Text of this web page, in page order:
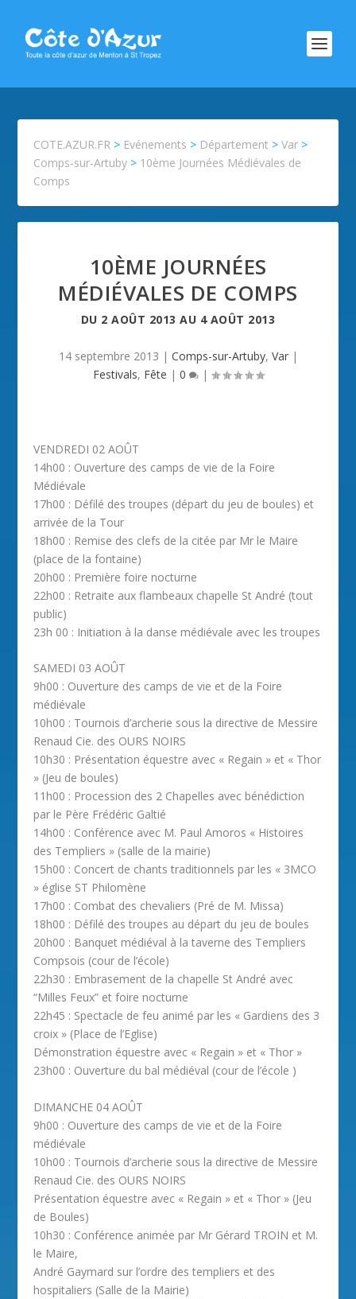
COTE.AZUR.FR > Evénements > Département >Var >
Comps-sur-Artuby > 10ème Journées Médiévales de
Comps
10ÈME JOURNÉES
MÉDIÉVALES DE COMPS
DU 2 AOÛT 2013 AU 4 AOÛT 2013
14 septembre 2013 | Comps-sur-Artuby, Var|
Festivals, Fête | 0 |
VENDREDI 02 AOÛT
14h00 : Ouverture des camps de vie de la Foire
Médiévale
17h00 : Défilé des troupes (départ du jeu de boules) et
arrivée de la Tour
18h00 : Remise des clefs de la citée par Mr le Maire
(place de la fontaine)
20h00 : Première foire nocturne
22h00 : Retraite aux flambeaux chapelle St André (tout
public)
23h 00 : Initiation à la danse médiévale avec les troupes
SAMEDI 03 AOÛT
9h00 : Ouverture des camps de vie et de la Foire
médiévale
10h00 : Tournois d’archerie sous la directive de Messire
Renaud Cie. des OURS NOIRS
10h30 : Présentation équestre avec « Regain » et « Thor
» (Jeu de boules)
11h00 : Procession des 2 Chapelles avec bénédiction
par le Père Frédéric Galtié
14h00 : Conférence avec M. Paul Amoros « Histoires
des Templiers » (salle de la mairie)
15h00 : Concert de chants traditionnels par les « 3MCO
» église ST Philomène
17h00 : Combat des chevaliers (Pré de M. Missa)
18h00 : Défilé des troupes au départ du jeu de boules
20h00 : Banquet médiéval à la taverne des Templiers
Compsois (cour de l’école)
22h30 : Embrasement de la chapelle St André avec
“Milles Feux” et foire nocturne
22h45 : Spectacle de feu animé par les « Gardiens des 3
croix » (Place de l’Eglise)
Démonstration équestre avec « Regain » et « Thor »
23h00 : Ouverture du bal médiéval (cour de l’école )
DIMANCHE 04 AOÛT
9h00 : Ouverture des camps de vie et de la Foire
médiévale
10h00 : Tournois d’archerie sous la directive de Messire
Renaud Cie. des OURS NOIRS
Présentation équestre avec « Regain » et « Thor » (Jeu
de Boules)
10h30 : Conférence animée par Mr Gérard TROIN et M.
le Maire,
André Gaymard sur l’ordre des templiers et des
hospitaliers (Salle de la Mairie)